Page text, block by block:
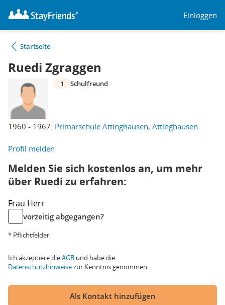
Einloggen
Startseite
Ruedi Zgraggen
1960 - 1967: Primarschule Attinghausen, Attinghausen
1 Schulfreund
Profil melden
Melden Sie sich kostenlos an, um mehr
über Ruedi zu erfahren:
Frau Herr
vorzeitig abgegangen?
* Pflichtfelder
Ich akzeptiere dieAGB und habe die
Datenschutzhinweisezur Kenntnis genommen.
Als Kontakt hinzufügen